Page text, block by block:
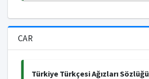
CAR
Türkiye Türkçesi Ağızları Sözlüğü